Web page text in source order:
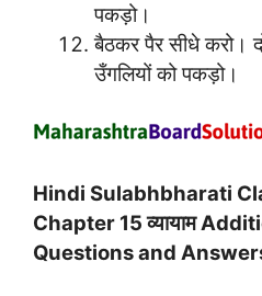
पकड़ो।
बैठकर पैर सीधे करो।
उँगलियों को पकड़ो।
Hindi Sulabhbharati
Chapter 15 व्यायाम
Questions and